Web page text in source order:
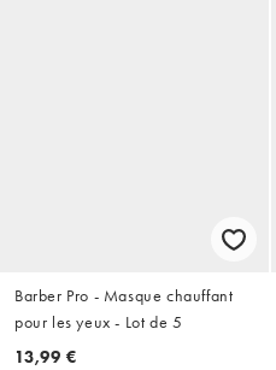
Barber Pro - Masque chauffant
pour les yeux - Lot de 5
13,99 €